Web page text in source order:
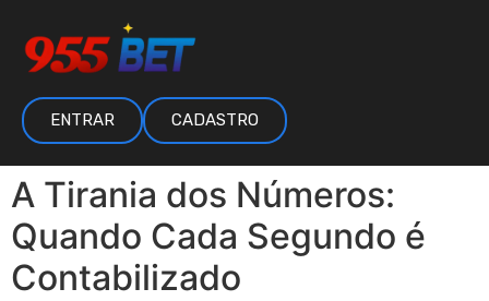
ENTRAR CADASTRO
A Tirania dos Números:
Quando Cada Segundo é
Contabilizado